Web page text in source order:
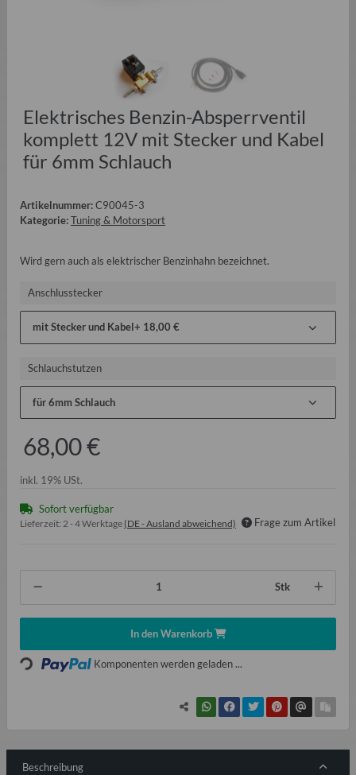
Elektrisches Benzin-Absperrventil
komplett 12V mit Stecker und Kabel
für 6mm Schlauch
Artikelnummer:C90045-3
Kategorie:Tuning & Motorsport
Wird gern auch als elektrischer Benzinhahn bezeichnet.
Anschlusstecker
mit Stecker und Kabel+ 18,00 €
Schlauchstutzen
für 6mm Schlauch
68,00 €
inkl. 19% USt.
Sofort verfügbar
Lieferzeit: 2 - 4 Werktage (DE - Ausland abweichend) Frage zum Artikel
Stk
In den Warenkorb
Komponenten werden geladen ...
Beschreibung